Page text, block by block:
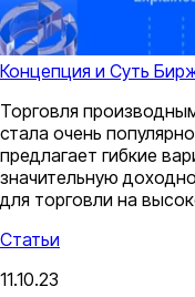
Концепция и Суть
Торговля
стала очень
предлагает гибкие
значительную
для торговли на
Статьи
11.10.23